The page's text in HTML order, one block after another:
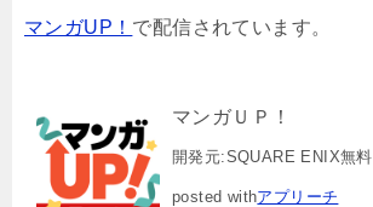
マンガUP！ で配信されています。
マンガＵＰ！
開発元:SQUARE ENIX無料
posted withアプリーチ